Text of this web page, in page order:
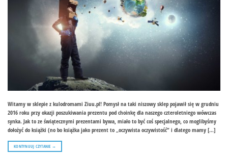
Witamy w sklepie z kulodromami Ziuu.pl! Pomysł na taki niszowy sklep pojawił się w grudniu
2016 roku przy okazji poszukiwania prezentu pod choinkę dla naszego czteroletniego wówczas
synka. Jak to ze świątecznymi prezentami bywa, miało to być coś specjalnego, co moglibyśmy
dołożyć do książki (no bo książka jako prezent to „oczywista oczywistość” i dlatego mamy […]
KONTYNUUJ CZYTANIE →